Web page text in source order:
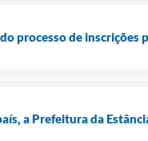
processo de inscrições
a Prefeitura da